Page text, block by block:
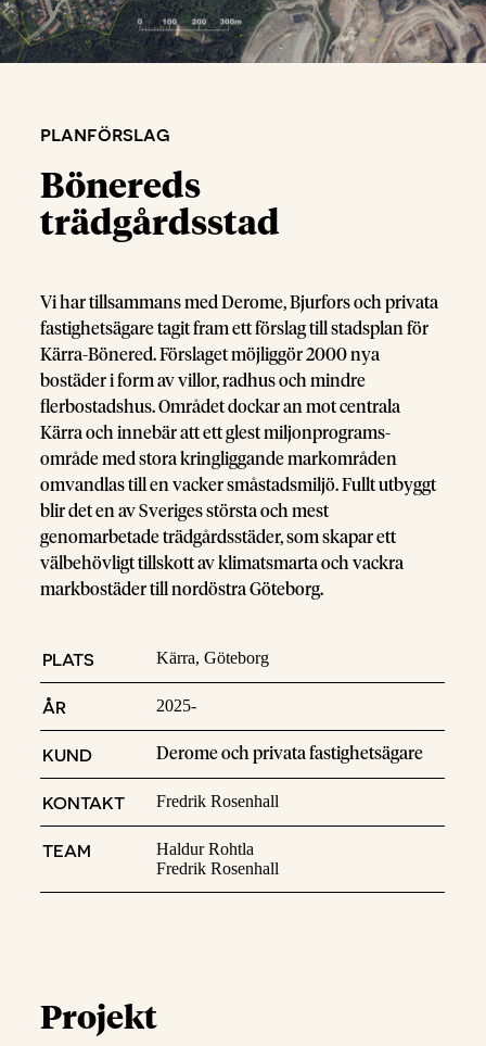
planförslag
Bönereds
trädgårdsstad
Vi har tillsammans med Derome, Bjurfors och privata
fastighetsägare tagit fram ett förslag till stadsplan för
Kärra-Bönered. Förslaget möjliggör 2000 nya
bostäder i form av villor, radhus och mindre
flerbostadshus. Området dockar an mot centrala
Kärra och innebär att ett glest miljonprograms-
område med stora kringliggande markområden
omvandlas till en vacker småstadsmiljö. Fullt utbyggt
blir det en av Sveriges största och mest
genomarbetade trädgårdsstäder, som skapar ett
välbehövligt tillskott av klimatsmarta och vackra
markbostäder till nordöstra Göteborg.
PLATS Kärra, Göteborg
ÅR 2025-
KUND Derome och privata fastighetsägare
KONTAKT Fredrik Rosenhall
TEAM
Haldur Rohtla
Fredrik Rosenhall
Projekt